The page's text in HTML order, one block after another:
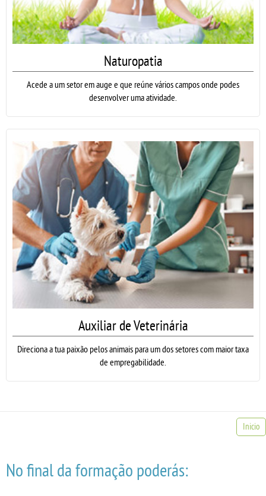
Naturopatia
Acede a um setor em auge e que reúne vários campos onde podes
desenvolver uma atividade.
Auxiliar de Veterinária
Direciona a tua paixão pelos animais para um dos setores com maior taxa
de empregabilidade.
Inicio
No final da formação poderás: